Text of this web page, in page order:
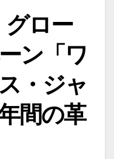
ロー
ン「ワ
・ジャ
間の革